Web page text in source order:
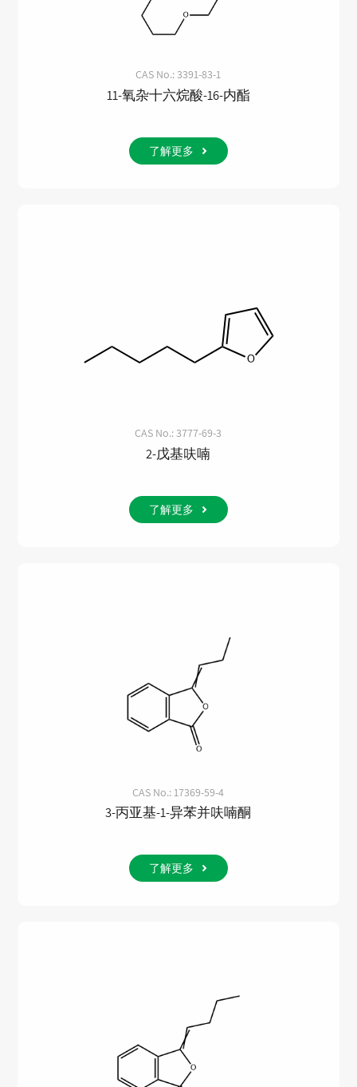
CAS No.: 3391-83-1
11-氧杂十六烷酸-16-内酯
了解更多
CAS No.: 3777-69-3
2-戊基呋喃
了解更多
CAS No.: 17369-59-4
3-丙亚基-1-异苯并呋喃酮
了解更多